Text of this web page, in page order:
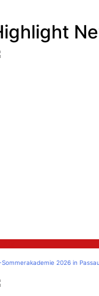
Sommerakademie 2026 in